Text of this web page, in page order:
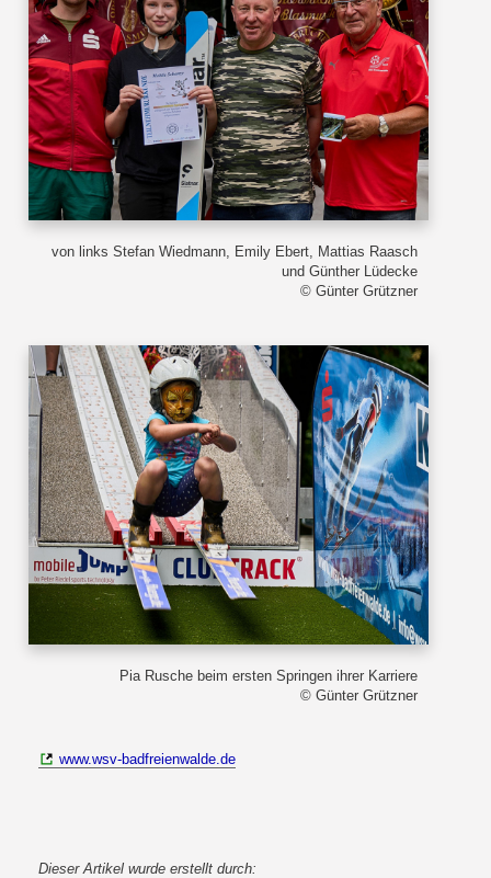
von links Stefan Wiedmann, Emily Ebert, Mattias Raasch
und Günther Lüdecke
© Günter Grützner
Pia Rusche beim ersten Springen ihrer Karriere
© Günter Grützner
www.wsv-badfreienwalde.de
Dieser Artikel wurde erstellt durch: